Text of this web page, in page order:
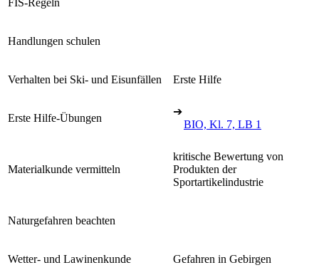
FIS-Regeln
Handlungen schulen
Verhalten bei Ski- und Eisunfällen Erste Hilfe
Erste Hilfe-Übungen
➔
BIO, Kl. 7, LB 1
Materialkunde vermitteln
kritische Bewertung von
Produkten der
Sportartikelindustrie
Naturgefahren beachten
Wetter- und Lawinenkunde Gefahren in Gebirgen